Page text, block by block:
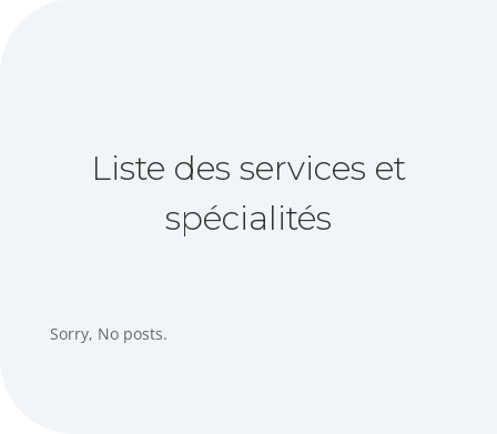
Liste des services et
spécialités
Sorry, No posts.